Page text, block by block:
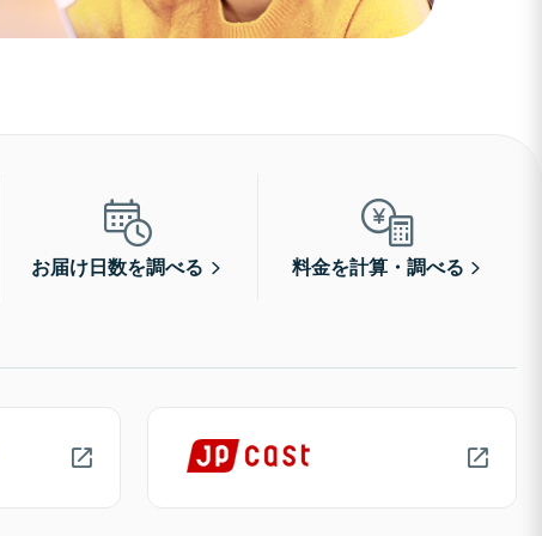
お届け日数を調べる 料金を計算・調べる